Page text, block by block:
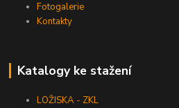
Fotogalerie
Kontakty
Katalogy ke stažení
LOŽISKA - ZKL